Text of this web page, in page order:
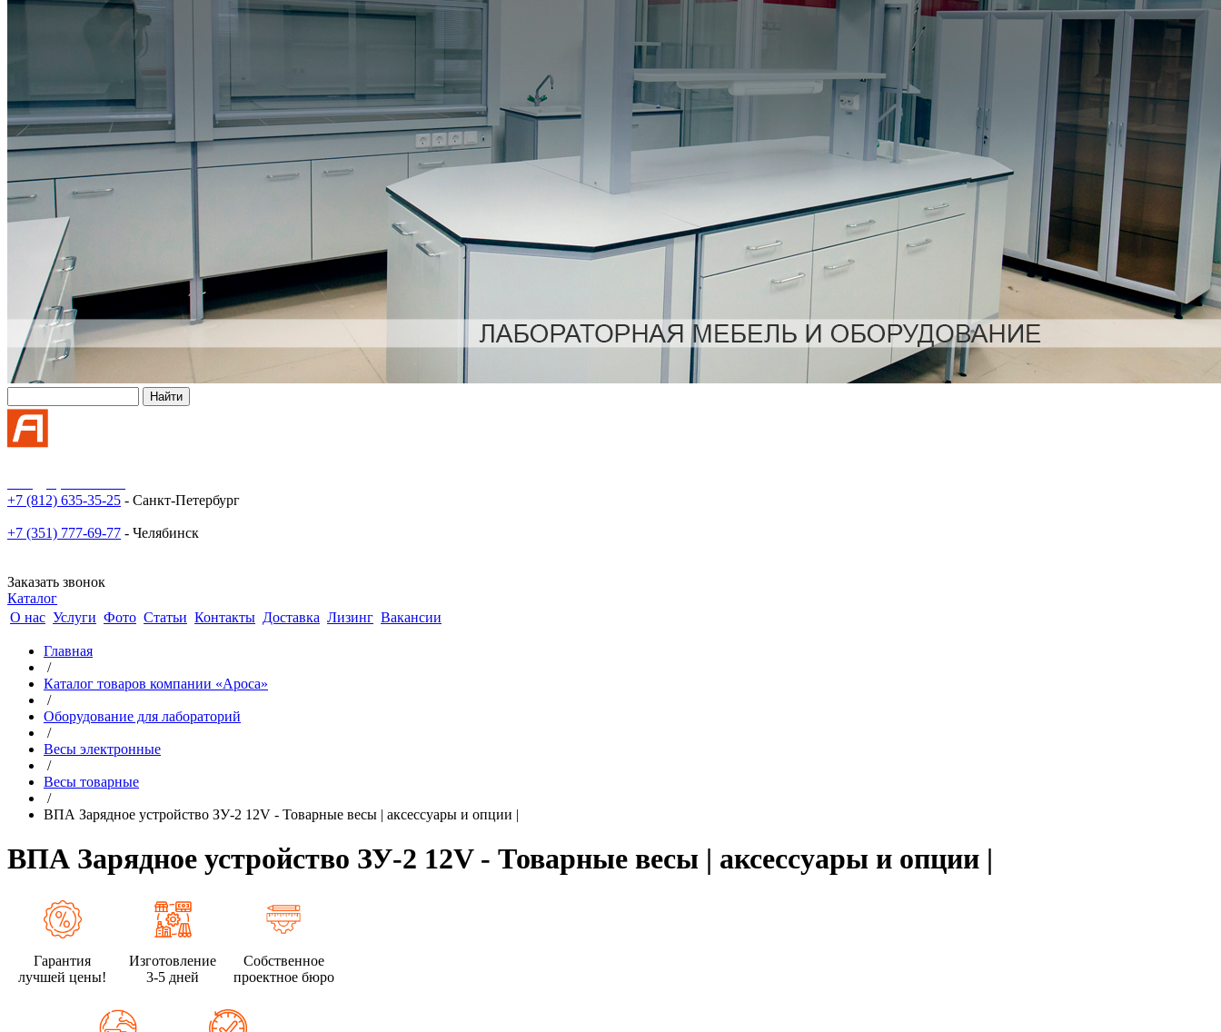
+7 (812) 635-35-25 - Санкт-Петербург
+7 (351) 777-69-77 - Челябинск
Заказать звонок
Каталог
О нас Услуги Фото Статьи Контакты Доставка Лизинг Вакансии
Главная
/
Каталог товаров компании «Ароса»
/
Оборудование для лабораторий
/
Весы электронные
/
Весы товарные
/
ВПА Зарядное устройство ЗУ-2 12V - Товарные весы | аксессуары и опции |
ВПА Зарядное устройство ЗУ-2 12V - Товарные весы | аксессуары и опции |
Гарантия
лучшей цены!
Изготовление
3-5 дней
Собственное
проектное бюро